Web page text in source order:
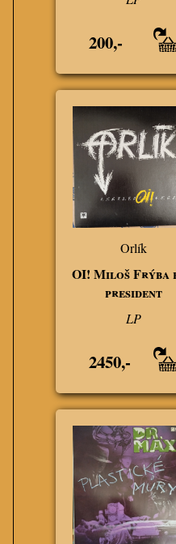
200,-
Orlík
OI! Miloš Frýba for
president
LP
2450,-